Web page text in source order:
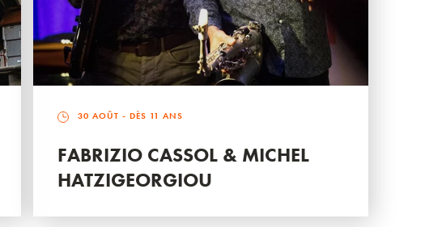
30 AOÛT - DÈS 11 ANS
FABRIZIO CASSOL & MICHEL
HATZIGEORGIOU